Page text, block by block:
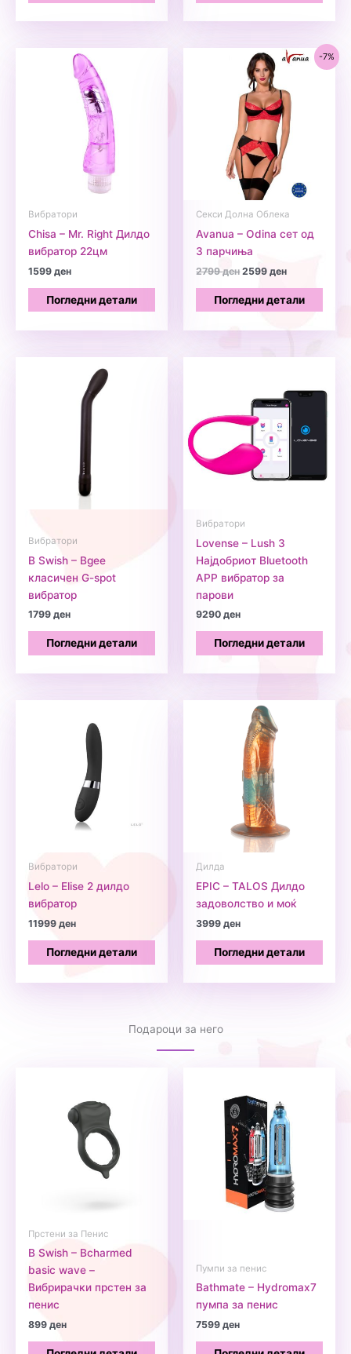
Вибратори
Chisa – Mr. Right Дилдо
вибратор 22цм
1599ден
Погледни детали
-7%
Секси Долна Облека
Avanua – Odina сет од
3 парчиња
2799денOriginal
was:
2799 ден.
2599денCurrent
is:
2599 ден.
Погледни детали
Вибратори
B Swish – Bgee
класичен G-spot
вибратор
1799ден
Погледни детали
Вибратори
Lovense – Lush 3
Најдобриот Bluetooth
APP вибратор за
парови
9290ден
Погледни детали
Вибратори
Lelo – Elise 2 дилдо
вибратор
11999ден
Погледни детали
Дилда
EPIC – TALOS Дилдо
задоволство и моќ
3999ден
Погледни детали
Подароци за него
Прстени за Пенис
B Swish – Bcharmed
basic wave –
Вибрирачки прстен за
пенис
899ден
Пумпи за пенис
Bathmate – Hydromax7
пумпа за пенис
7599ден